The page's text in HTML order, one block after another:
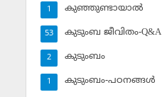
കുഞ്ഞുണ്ടായാല്‍
1
കുടുംബ ജീവിതം-Q&A
53
കുടുംബം
2
കുടുംബം-പഠനങ്ങള്‍
1